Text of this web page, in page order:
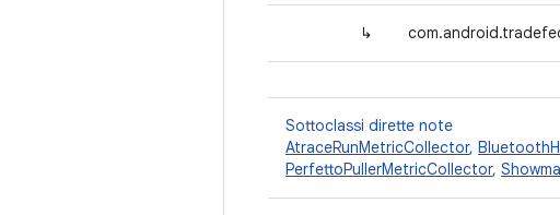
↳
Sottoclassi dirette note
AtraceRunMetricCollector,
PerfettoPullerMetricCollector,